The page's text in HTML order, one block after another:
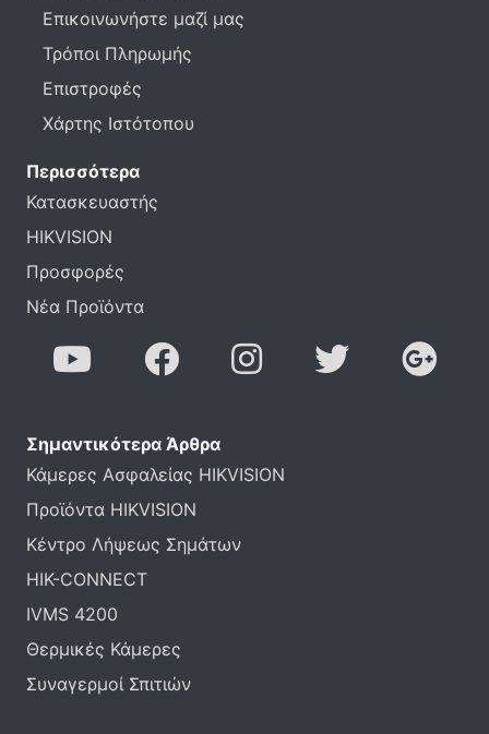
Επικοινωνήστε μαζί μας
Τρόποι Πληρωμής
Επιστροφές
Χάρτης Ιστότοπου
Περισσότερα
Κατασκευαστής
HIKVISION
Προσφορές
Νέα Προϊόντα
Σημαντικότερα Άρθρα
Κάμερες Ασφαλείας HIKVISION
Προϊόντα HIKVISION
Κέντρο Λήψεως Σημάτων
HIK-CONNECT
IVMS 4200
Θερμικές Κάμερες
Συναγερμοί Σπιτιών